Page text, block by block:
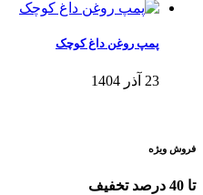
پمپ روغن داغ کوچک
23 آذر 1404
فروش ویژه
تا 40 درصد تخفیف